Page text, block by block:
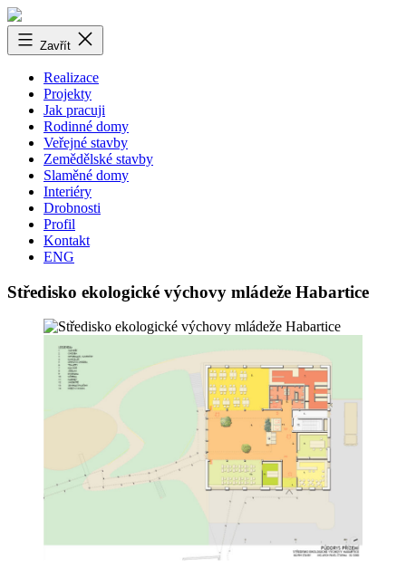
Přejít
k
obsahuZavřít
Realizace
Projekty
Jak pracuji
Rodinné domy
Veřejné stavby
Zemědělské stavby
Slaměné domy
Interiéry
Drobnosti
Profil
Kontakt
ENG
Středisko ekologické výchovy mládeže Habartice